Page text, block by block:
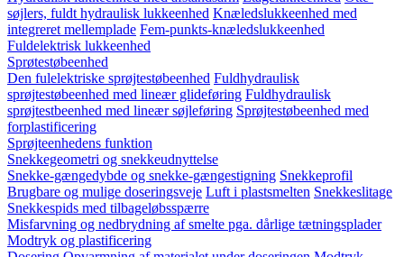
søjlers, fuldt hydraulisk lukkeenhed Knæledslukkeenhed med
integreret mellemplade Fem-punkts-knæledslukkeenhed
Fuldelektrisk lukkeenhed
Sprøtestøbeenhed
Den fulelektriske sprøjtestøbeenhed Fuldhydraulisk
sprøjtestøbeenhed med lineær glideføring Fuldhydraulisk
sprøjtestbeenhed med lineær søjleføring Sprøjtestøbeenhed med
forplastificering
Sprøjteenhedens funktion
Snekkegeometri og snekkeudnyttelse
Snekke-gængedybde og snekke-gængestigning Snekkeprofil
Brugbare og mulige doseringsveje Luft i plastsmelten Snekkeslitage
Snekkespids med tilbageløbsspærre
Misfarvning og nedbrydning af smelte pga. dårlige tætningsplader
Modtryk og plastificering